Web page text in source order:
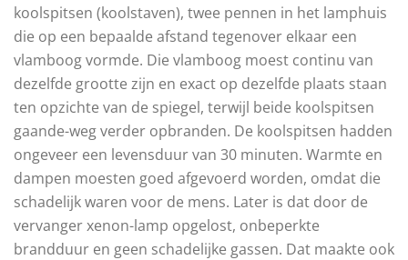
koolspitsen (koolstaven), twee pennen in het lamphuis
die op een bepaalde afstand tegenover elkaar een
vlamboog vormde. Die vlamboog moest continu van
dezelfde grootte zijn en exact op dezelfde plaats staan
ten opzichte van de spiegel, terwijl beide koolspitsen
gaande-weg verder opbranden. De koolspitsen hadden
ongeveer een levensduur van 30 minuten. Warmte en
dampen moesten goed afgevoerd worden, omdat die
schadelijk waren voor de mens. Later is dat door de
vervanger xenon-lamp opgelost, onbeperkte
brandduur en geen schadelijke gassen. Dat maakte ook